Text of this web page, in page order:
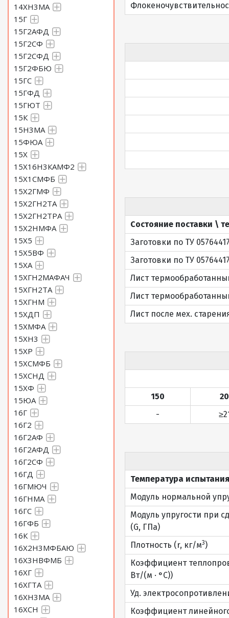
14ХН3МА
15Г
15Г2АФД
15Г2СФ
15Г2СФД
15Г2ФБЮ
15ГС
15ГФД
15ГЮТ
15К
15Н3МА
15ФЮА
15Х
15Х16Н3КАМФ2
15Х1СМФБ
15Х2ГМФ
15Х2ГН2ТА
15Х2ГН2ТРА
15Х2НМФА
15Х5
15Х5ВФ
15ХА
15ХГН2МАФАЧ
15ХГН2ТА
15ХГНМ
15ХДП
15ХМФА
15ХН3
15ХР
15ХСМФБ
15ХСНД
15ХФ
15ЮА
16Г
16Г2
16Г2АФ
16Г2АФД
16Г2СФ
16ГД
16ГМЮЧ
16ГНМА
16ГС
16ГФБ
16К
16Х2Н3МФБАЮ
16Х3НВФМБ
16ХГ
16ХГТА
16ХН3МА
16ХСН
Состояние поставки \
Заготовки по ТУ
Заготовки по ТУ
Лист
Лист
Лист после мех.
150
-
Температура
Модуль нормальной
Модуль упругости при
(G, ГПа)
Плотность (r, кг/м3)
Коэффициент
Вт/(м · °С))
Уд.
Коэффициент